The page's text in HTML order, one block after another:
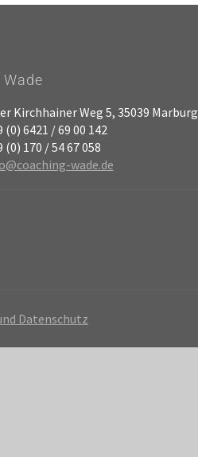
Kirchhainer Weg 5, 35039 Marburg
(0) 6421 / 69 00 142
(0) 170 / 54 67 058
wade.de
Datenschutz